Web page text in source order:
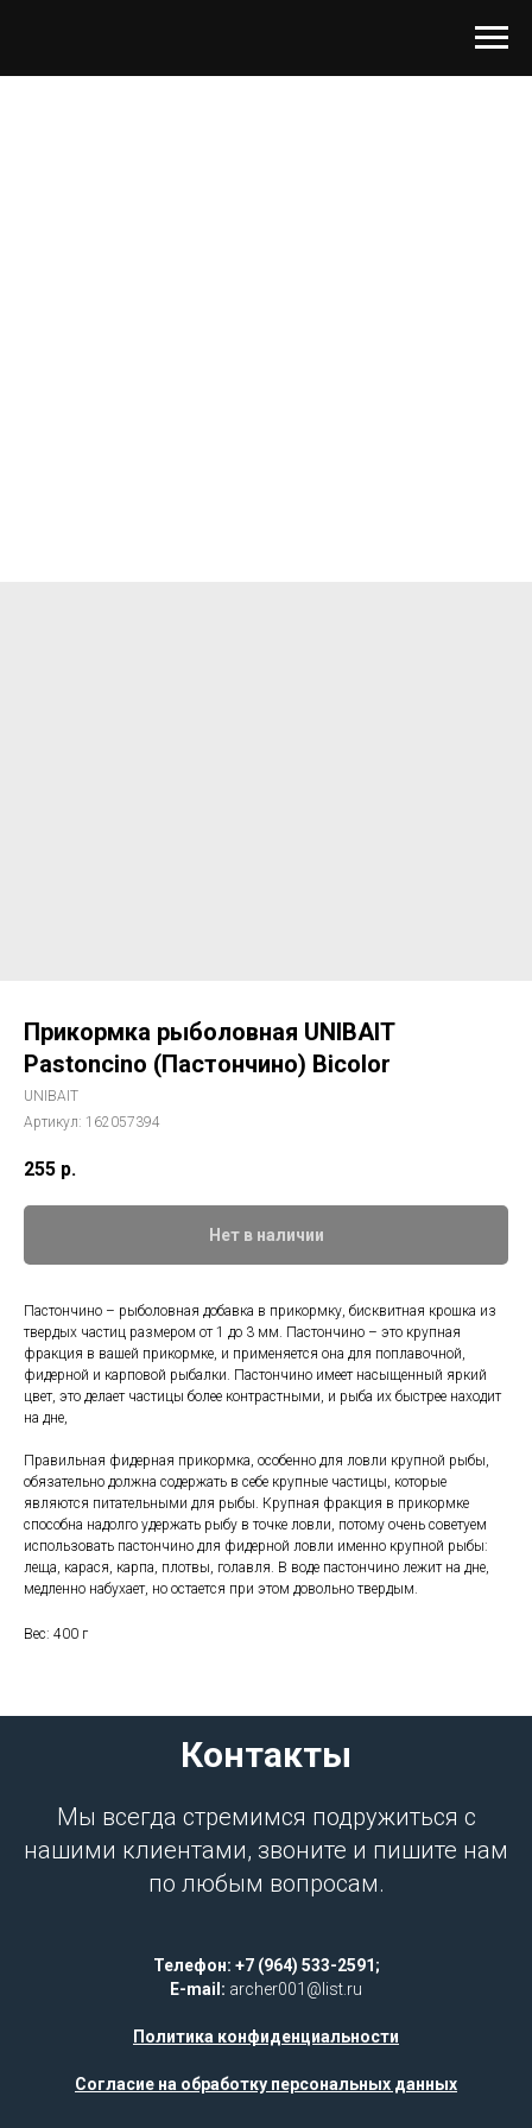
Прикормка рыболовная UNIBAIT
Pastoncino (Пастончино) Bicolor
UNIBAIT
Артикул: 162057394
255 р.
Нет в наличии
Пастончино – рыболовная добавка в прикормку, бисквитная крошка из
твердых частиц размером от 1 до 3 мм. Пастончино – это крупная
фракция в вашей прикормке, и применяется она для поплавочной,
фидерной и карповой рыбалки. Пастончино имеет насыщенный яркий
цвет, это делает частицы более контрастными, и рыба их быстрее находит
на дне,
Правильная фидерная прикормка, особенно для ловли крупной рыбы,
обязательно должна содержать в себе крупные частицы, которые
являются питательными для рыбы. Крупная фракция в прикормке
способна надолго удержать рыбу в точке ловли, потому очень советуем
использовать пастончино для фидерной ловли именно крупной рыбы:
леща, карася, карпа, плотвы, голавля. В воде пастончино лежит на дне,
медленно набухает, но остается при этом довольно твердым.
Вес: 400 г
Контакты
Мы всегда стремимся подружиться с
нашими клиентами, звоните и пишите нам
по любым вопросам.
Телефон: +7 (964) 533-2591;
E-mail: archer001@list.ru
Политика конфиденциальности
Согласие на обработку персональных данных